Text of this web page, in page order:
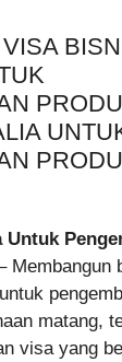
Membangun
matang,
visa yang